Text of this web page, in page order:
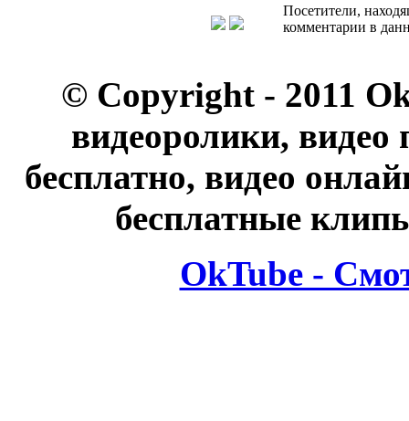
Посетители,
комментарии в
© Copyright - 2011
видеоролики, видео
бесплатно, видео
бесплатные
OkTube -